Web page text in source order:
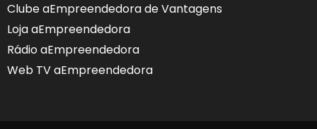
Clube aEmpreendedora de Vantagens
Loja aEmpreendedora
Rádio aEmpreendedora
Web TV aEmpreendedora